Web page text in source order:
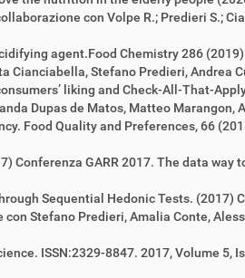
con Volpe R.; Predieri S.;
agent.Food Chemistry 286
Cianciabella, Stefano Predieri, Andrea
liking and Check-All-That-
Dupas de Matos, Matteo Marangon,
Food Quality and Preferences, 66
GARR 2017. The data way
Sequential Hedonic Tests. (2017)
Stefano Predieri, Amalia Conte,
ISSN:2329-8847. 2017, Volume 5,